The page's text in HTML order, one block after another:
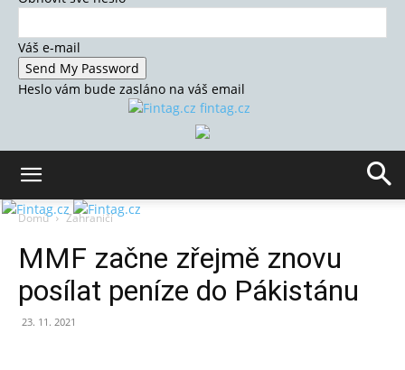
Váš e-mail
Heslo vám bude zasláno na váš email
fintag.cz
Domů Zahraničí
MMF začne zřejmě znovu
posílat peníze do Pákistánu
23. 11. 2021